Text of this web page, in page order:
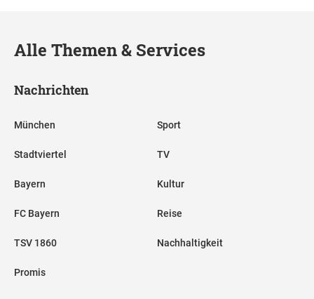
Alle Themen & Services
Nachrichten
München
Stadtviertel
Bayern
FC Bayern
TSV 1860
Promis
Sport
TV
Kultur
Reise
Nachhaltigkeit